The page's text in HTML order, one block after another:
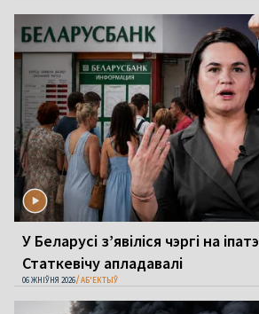
У Беларусі з’явіліся чэргі на
Статкевічу апладавалі
06 ЖНІЎНЯ 2026 АБ'ЕКТЫЎ